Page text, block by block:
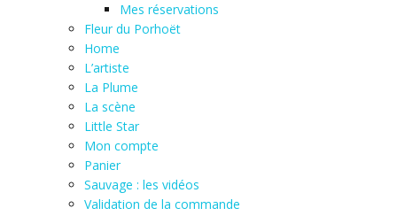
Mes réservations
Fleur du Porhoët
Home
L’artiste
La Plume
La scène
Little Star
Mon compte
Panier
Sauvage : les vidéos
Validation de la commande